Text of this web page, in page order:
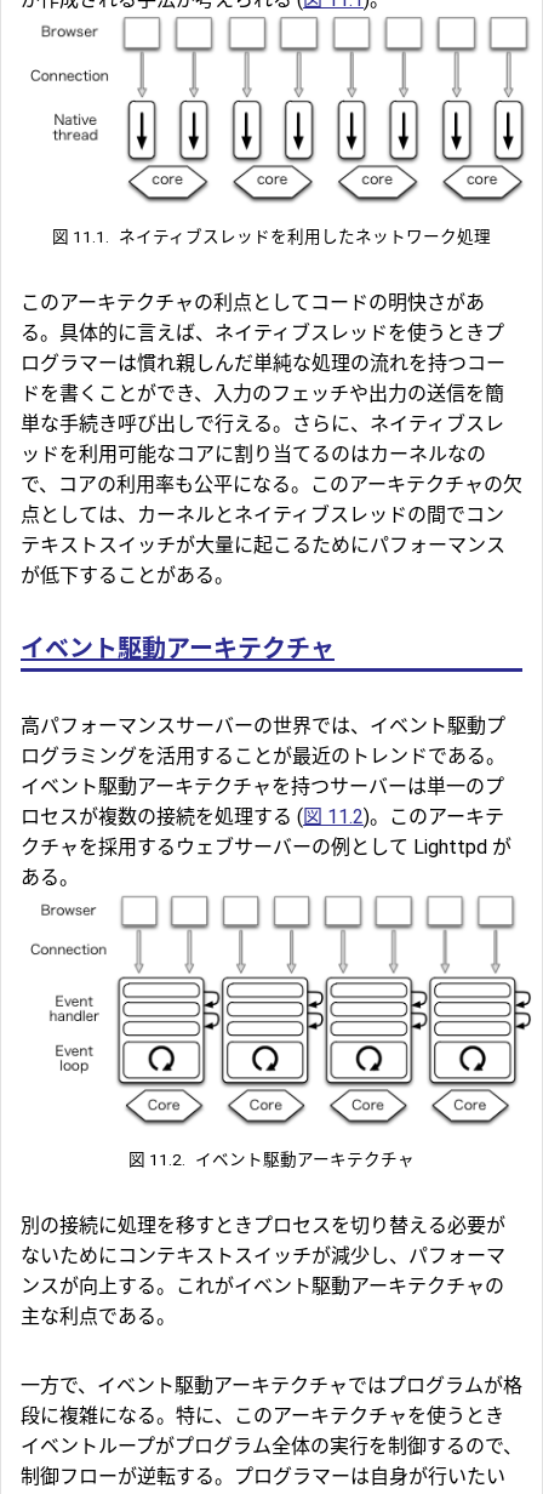
図 11.1. ネイティブスレッドを利用したネットワーク処理
このアーキテクチャの利点としてコードの明快さがあ
る。具体的に言えば、ネイティブスレッドを使うときプ
ログラマーは慣れ親しんだ単純な処理の流れを持つコー
ドを書くことができ、入力のフェッチや出力の送信を簡
単な手続き呼び出しで行える。さらに、ネイティブスレ
ッドを利用可能なコアに割り当てるのはカーネルなの
で、コアの利用率も公平になる。このアーキテクチャの欠
点としては、カーネルとネイティブスレッドの間でコン
テキストスイッチが大量に起こるためにパフォーマンス
が低下することがある。
イベント駆動アーキテクチャ
高パフォーマンスサーバーの世界では、イベント駆動プ
ログラミングを活用することが最近のトレンドである。
イベント駆動アーキテクチャを持つサーバーは単一のプ
ロセスが複数の接続を処理する (図 11.2)。このアーキテ
クチャを採用するウェブサーバーの例として Lighttpd が
ある。
図 11.2. イベント駆動アーキテクチャ
別の接続に処理を移すときプロセスを切り替える必要が
ないためにコンテキストスイッチが減少し、パフォーマ
ンスが向上する。これがイベント駆動アーキテクチャの
主な利点である。
一方で、イベント駆動アーキテクチャではプログラムが格
段に複雑になる。特に、このアーキテクチャを使うとき
イベントループがプログラム全体の実行を制御するので、
制御フローが逆転する。プログラマーは自身が行いたい